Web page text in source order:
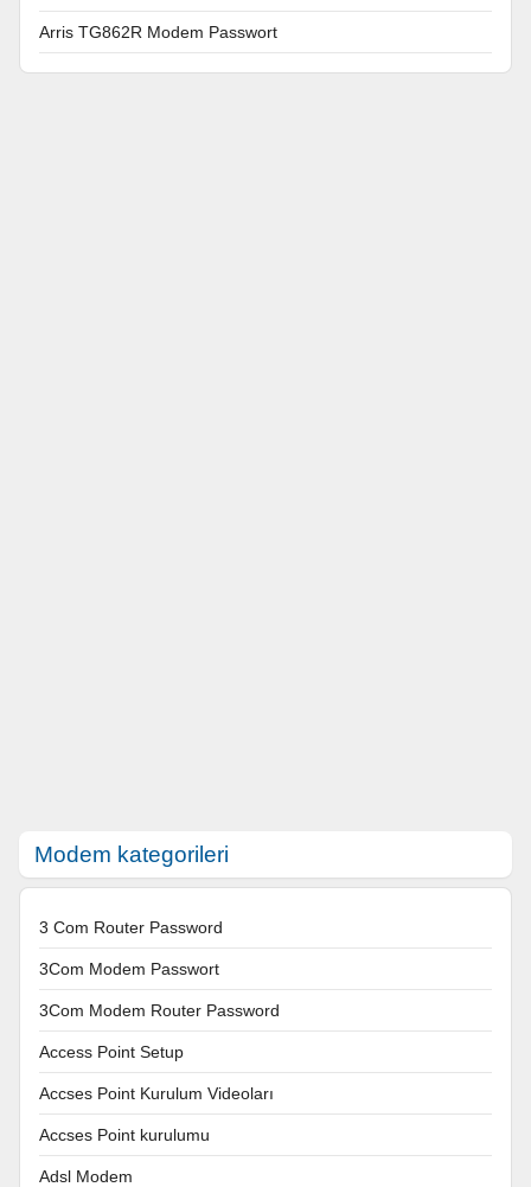
Arris TG862R Modem Passwort
Modem kategorileri
3 Com Router Password
3Com Modem Passwort
3Com Modem Router Password
Access Point Setup
Accses Point Kurulum Videoları
Accses Point kurulumu
Adsl Modem